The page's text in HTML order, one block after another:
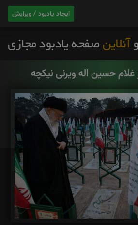
ایجاد یادبود / ویرایش
غلام حسین اله ویرنی نیکچه